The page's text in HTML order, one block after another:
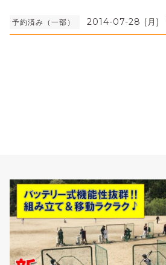
予約済み（一部） 2014-07-28 (月)